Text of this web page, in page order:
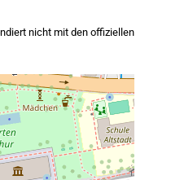
nicht mit den offiziellen